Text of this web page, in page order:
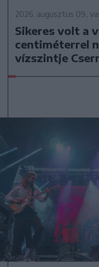
2026. augusztus 09.,
Sikeres volt a
centiméterrel
vízszintje